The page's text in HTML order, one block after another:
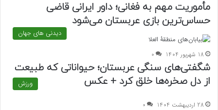
مأموریت مهم به فغانی؛ داور ایرانی قاضی
حساس‌ترین بازی عربستان می‌شود
دیدنی های جهان
18 شهریور 1404 0
شگفتی‌های سنگی عربستان؛ حیواناتی که طبیعت
از دل صخره‌ها خلق کرد + عکس
ورزش
28 اردیبهشت 1404 0